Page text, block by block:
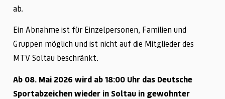
ab.
Ein Abnahme ist für Einzelpersonen, Familien und
Gruppen möglich und ist nicht auf die Mitglieder des
MTV Soltau beschränkt.
Ab 08. Mai 2026 wird ab 18:00 Uhr das Deutsche
Sportabzeichen wieder in Soltau in gewohnter